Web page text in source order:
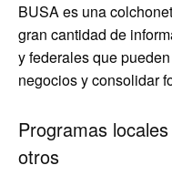
BUSA ​​es una
gran cantidad de
y federales que
negocios y consolidar
Programas
otros